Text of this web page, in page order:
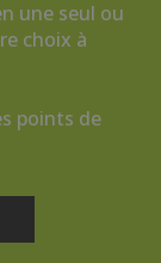
une seul ou
choix à
points de